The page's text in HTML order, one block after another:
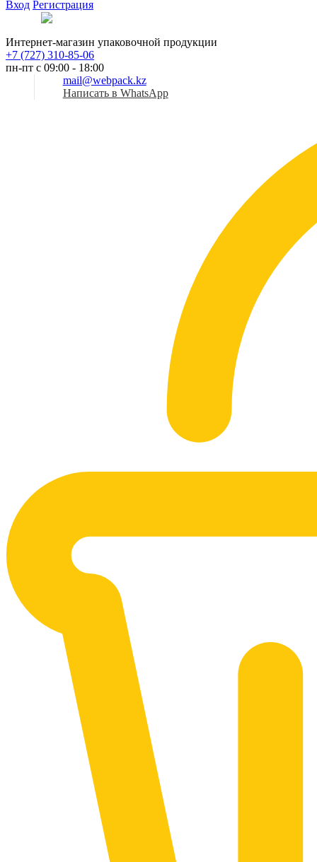
Вход Регистрация
Интернет-магазин упаковочной продукции
+7 (727) 310-85-06
пн-пт с 09:00 - 18:00
mail@webpack.kz
Написать в WhatsApp